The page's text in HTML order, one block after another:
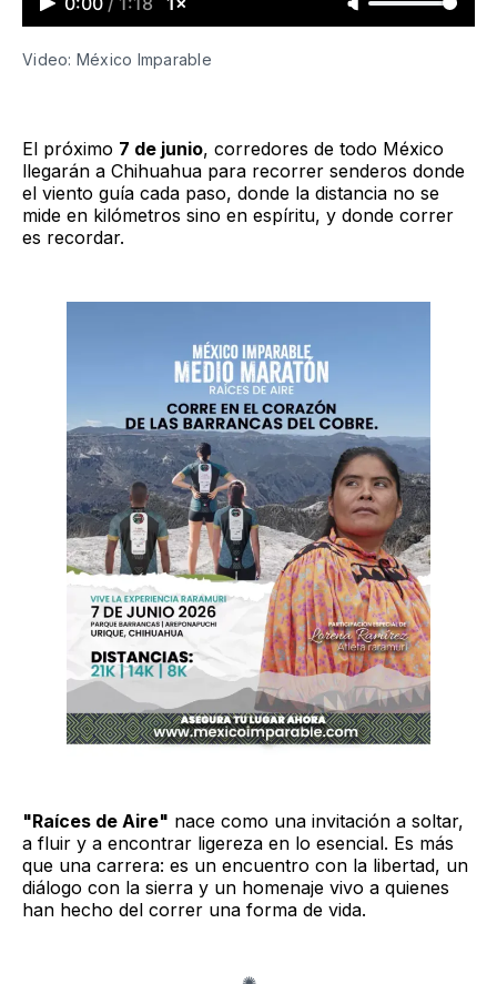
Video: México Imparable
El próximo 7 de junio, corredores de todo México
llegarán a Chihuahua para recorrer senderos donde
el viento guía cada paso, donde la distancia no se
mide en kilómetros sino en espíritu, y donde correr
es recordar.
"Raíces de Aire" nace como una invitación a soltar,
a fluir y a encontrar ligereza en lo esencial. Es más
que una carrera: es un encuentro con la libertad, un
diálogo con la sierra y un homenaje vivo a quienes
han hecho del correr una forma de vida.